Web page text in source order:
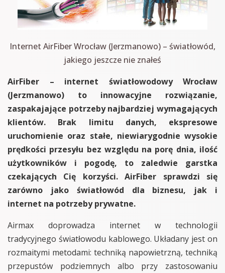
Internet AirFiber Wrocław (Jerzmanowo) – światłowód,
jakiego jeszcze nie znałeś
AirFiber – internet światłowodowy Wrocław
(Jerzmanowo) to innowacyjne rozwiązanie,
zaspakajające potrzeby najbardziej wymagających
klientów. Brak limitu danych, ekspresowe
uruchomienie oraz stałe, niewiarygodnie wysokie
prędkości przesyłu bez względu na porę dnia, ilość
użytkowników i pogodę, to zaledwie garstka
czekających Cię korzyści. AirFiber sprawdzi się
zarówno jako światłowód dla biznesu, jak i
internet na potrzeby prywatne.
Airmax doprowadza internet w technologii
tradycyjnego światłowodu kablowego. Układany jest on
rozmaitymi metodami: techniką napowietrzną, techniką
przepustów podziemnych albo przy zastosowaniu